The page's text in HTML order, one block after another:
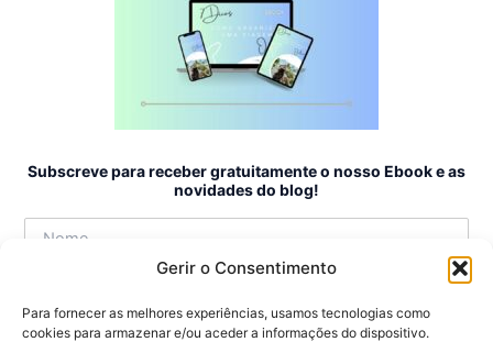
Gerir o Consentimento
Para fornecer as melhores experiências, usamos tecnologias como
cookies para armazenar e/ou aceder a informações do dispositivo.
Subscreve para receber gratuitamente o nosso Ebook e as
novidades do blog!